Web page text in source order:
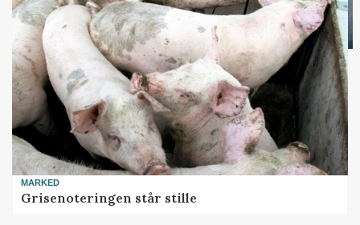
MARKED
Grisenoteringen står stille